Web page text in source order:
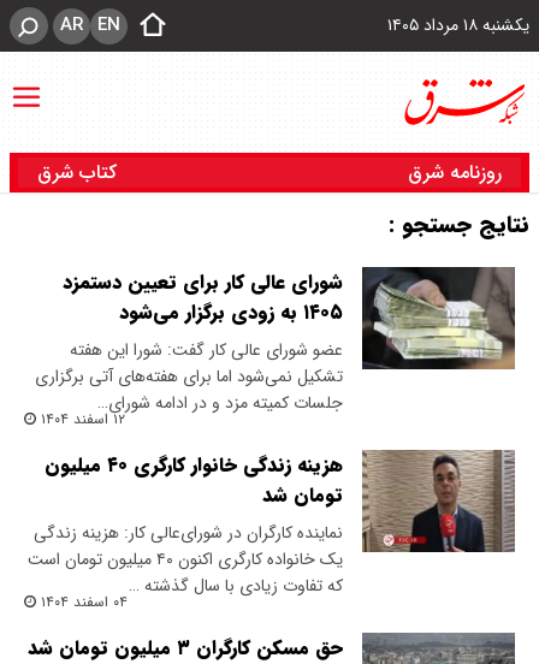
یکشنبه ۱۸ مرداد ۱۴۰۵ EN
AR
روزنامه شرق کتاب شرق
نتایج جستجو :
شورای عالی کار برای تعیین دستمزد
۱۴۰۵ به زودی برگزار می‌شود
عضو شورای عالی کار گفت: شورا این هفته
تشکیل نمی‌شود اما برای هفته‌های آتی برگزاری
جلسات کمیته مزد و در ادامه شورای…
۱۲ اسفند ۱۴۰۴
هزینه زندگی خانوار کارگری ۴۰ میلیون
تومان شد
نماینده کارگران در شورای‌عالی کار: هزینه زندگی
یک خانواده کارگری اکنون ۴۰ میلیون تومان است
که تفاوت زیادی با سال گذشته …
۰۴ اسفند ۱۴۰۴
حق مسکن کارگران ۳ میلیون تومان شد